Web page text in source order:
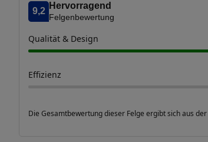
9,2
Hervorragend
Felgenbewertung
Qualität & Design
Effizienz
Die Gesamtbewertung dieser Felge ergibt sich aus